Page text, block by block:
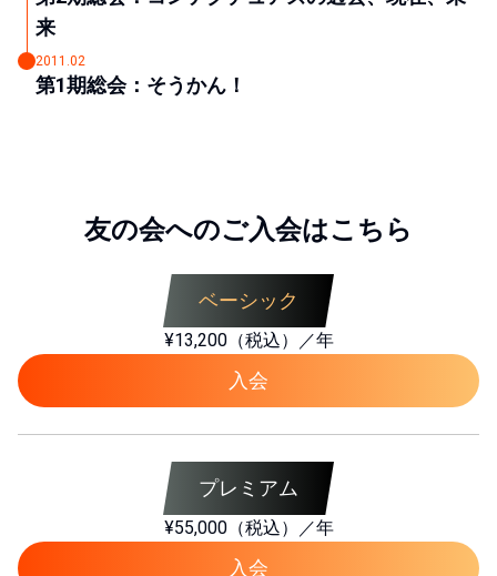
来
2011.02
第1期総会：そうかん！
友の会へのご入会はこちら
ベーシック
¥13,200（税込）／年
入会
プレミアム
¥55,000（税込）／年
入会